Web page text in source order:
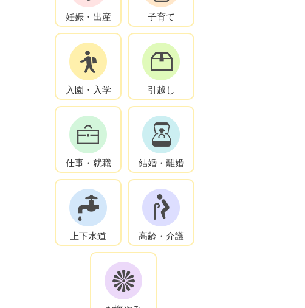
妊娠・出産 子育て
入園・入学 引越し
仕事・就職 結婚・離婚
上下水道 高齢・介護